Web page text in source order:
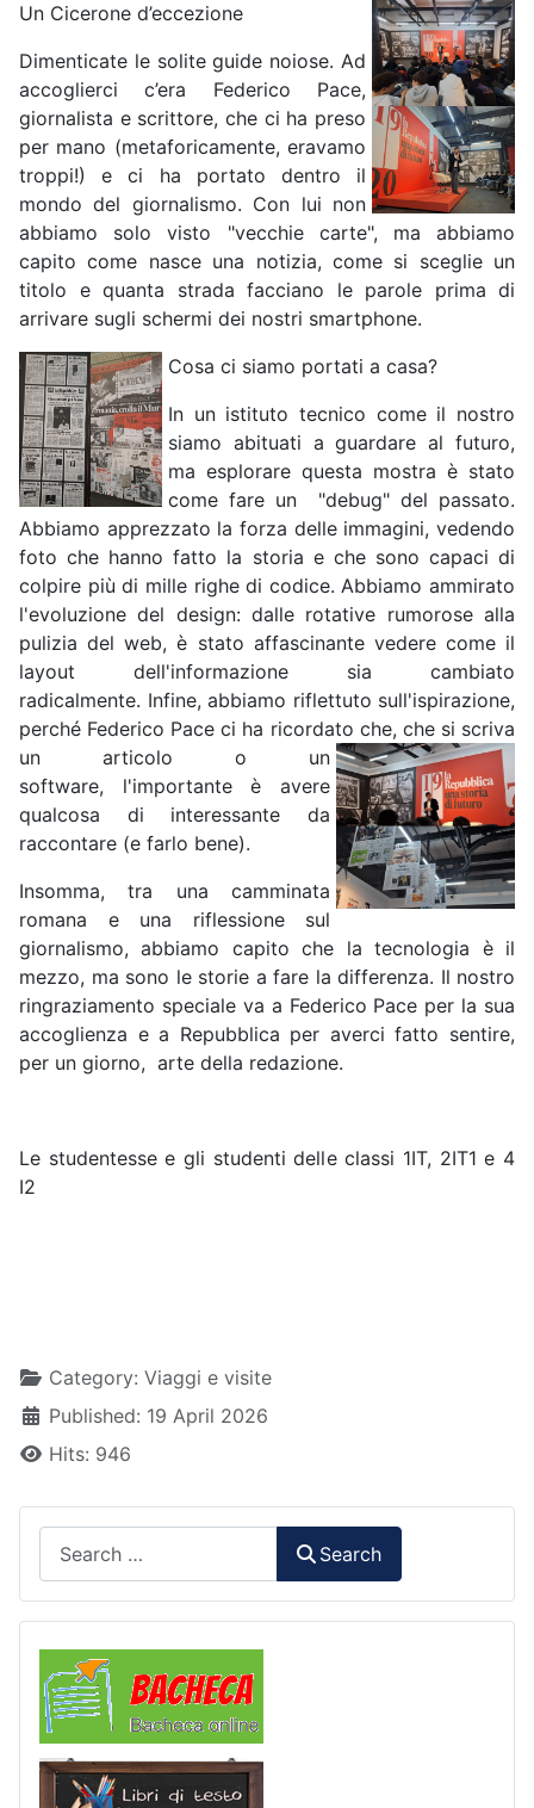
Un Cicerone d’eccezione
Dimenticate le solite guide noiose. Ad
accoglierci c’era Federico Pace,
giornalista e scrittore, che ci ha preso
per mano (metaforicamente, eravamo
troppi!) e ci ha portato dentro il
mondo del giornalismo. Con lui non
abbiamo solo visto "vecchie carte", ma abbiamo
capito come nasce una notizia, come si sceglie un
titolo e quanta strada facciano le parole prima di
arrivare sugli schermi dei nostri smartphone.
Cosa ci siamo portati a casa?
In un istituto tecnico come il nostro
siamo abituati a guardare al futuro,
ma esplorare questa mostra è stato
come fare un "debug" del passato.
Abbiamo apprezzato la forza delle immagini, vedendo
foto che hanno fatto la storia e che sono capaci di
colpire più di mille righe di codice. Abbiamo ammirato
l'evoluzione del design: dalle rotative rumorose alla
pulizia del web, è stato affascinante vedere come il
layout dell'informazione sia cambiato
radicalmente. Infine, abbiamo riflettuto sull'ispirazione,
perché Federico Pace ci ha ricordato che, che si scriva
un articolo o un
software, l'importante è avere
qualcosa di interessante da
raccontare (e farlo bene).
Insomma, tra una camminata
romana e una riflessione sul
giornalismo, abbiamo capito che la tecnologia è il
mezzo, ma sono le storie a fare la differenza. Il nostro
ringraziamento speciale va a Federico Pace per la sua
accoglienza e a Repubblica per averci fatto sentire,
per un giorno, arte della redazione.
Le studentesse e gli studenti delle classi 1IT, 2IT1 e 4
I2
DetailsCategory: Viaggi e visite
Published: 19 April 2026
Hits: 946
Search
Libri di Testo